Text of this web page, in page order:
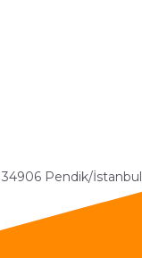
Pendik/İstanbul